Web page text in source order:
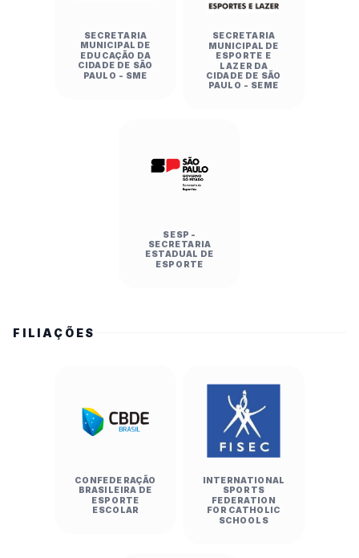
SECRETARIA
MUNICIPAL DE
EDUCAÇÃO DA
CIDADE DE SÃO
PAULO - SME
SECRETARIA
MUNICIPAL DE
ESPORTE E
LAZER DA
CIDADE DE SÃO
PAULO - SEME
SESP -
SECRETARIA
ESTADUAL DE
ESPORTE
FILIAÇÕES
CONFEDERAÇÃO
BRASILEIRA DE
ESPORTE
ESCOLAR
INTERNATIONAL
SPORTS
FEDERATION
FOR CATHOLIC
SCHOOLS